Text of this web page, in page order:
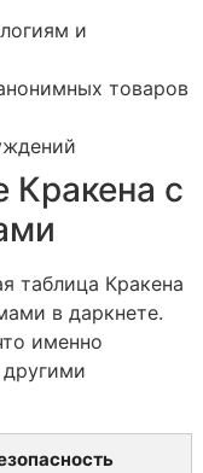
и
товаров
Кракена с
таблица Кракена
в даркнете.
именно
другими